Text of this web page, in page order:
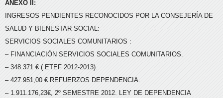
ANEXO II:
INGRESOS PENDIENTES RECONOCIDOS POR LA CONSEJERÍA DE
SALUD Y BIENESTAR SOCIAL:
SERVICIOS SOCIALES COMUNITARIOS :
– FINANCIACIÓN SERVICIOS SOCIALES COMUNITARIOS.
– 348.371 € ( ETEF 2012-2013).
– 427.951,00 € REFUERZOS DEPENDENCIA.
– 1.911.176,23€, 2º SEMESTRE 2012. LEY DE DEPENDENCIA